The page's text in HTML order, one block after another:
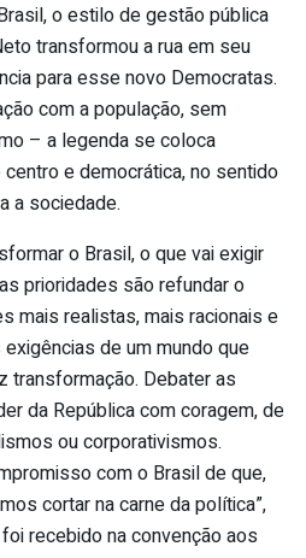
o estilo de gestão pública
transformou a rua em seu
para esse novo Democratas.
com a população, sem
– a legenda se coloca
e democrática, no sentido
a sociedade.
o Brasil, o que vai exigir
prioridades são refundar o
mais realistas, mais racionais e
de um mundo que
transformação. Debater as
da República com coragem, de
ou corporativismos.
com o Brasil de que,
cortar na carne da política”,
recebido na convenção aos